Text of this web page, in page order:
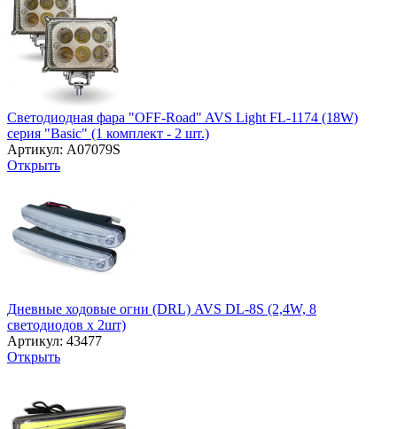
Светодиодная фара "OFF-Road" AVS Light FL-1174 (18W)
серия "Basic" (1 комплект - 2 шт.)
Артикул: A07079S
Открыть
Дневные ходовые огни (DRL) AVS DL-8S (2,4W, 8
светодиодов х 2шт)
Артикул: 43477
Открыть